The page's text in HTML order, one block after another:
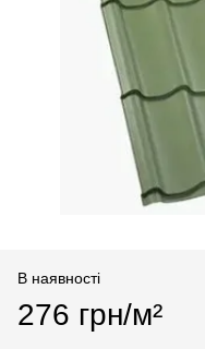
В наявності
276 грн/м²